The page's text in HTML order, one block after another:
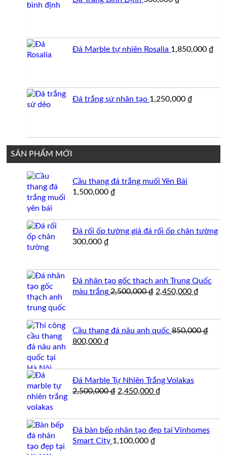
1,750,000 ₫.
Đá Marble tự nhiên Rosalia 1,850,000 ₫
Đá trắng sứ nhân tạo 1,250,000 ₫
SẢN PHẨM MỚI
Cầu thang đá trắng muối Yên Bái
1,500,000 ₫
Đá rối ốp tường giá đá rối ốp chân tường
300,000 ₫
Đá nhân tạo gốc thạch anh Trung Quốc
màu trắng 2,500,000₫ Giá
2,450,000 ₫
Cầu thang đá nâu anh quốc 850,000₫
Giá
800,000 ₫
800,000 ₫.
Đá Marble Tự Nhiên Trắng Volakas
2,500,000₫ Giá
2,450,000 ₫
2,450,000 ₫.
Đá bàn bếp nhân tạo đẹp tại Vinhomes
Smart City 1,100,000 ₫